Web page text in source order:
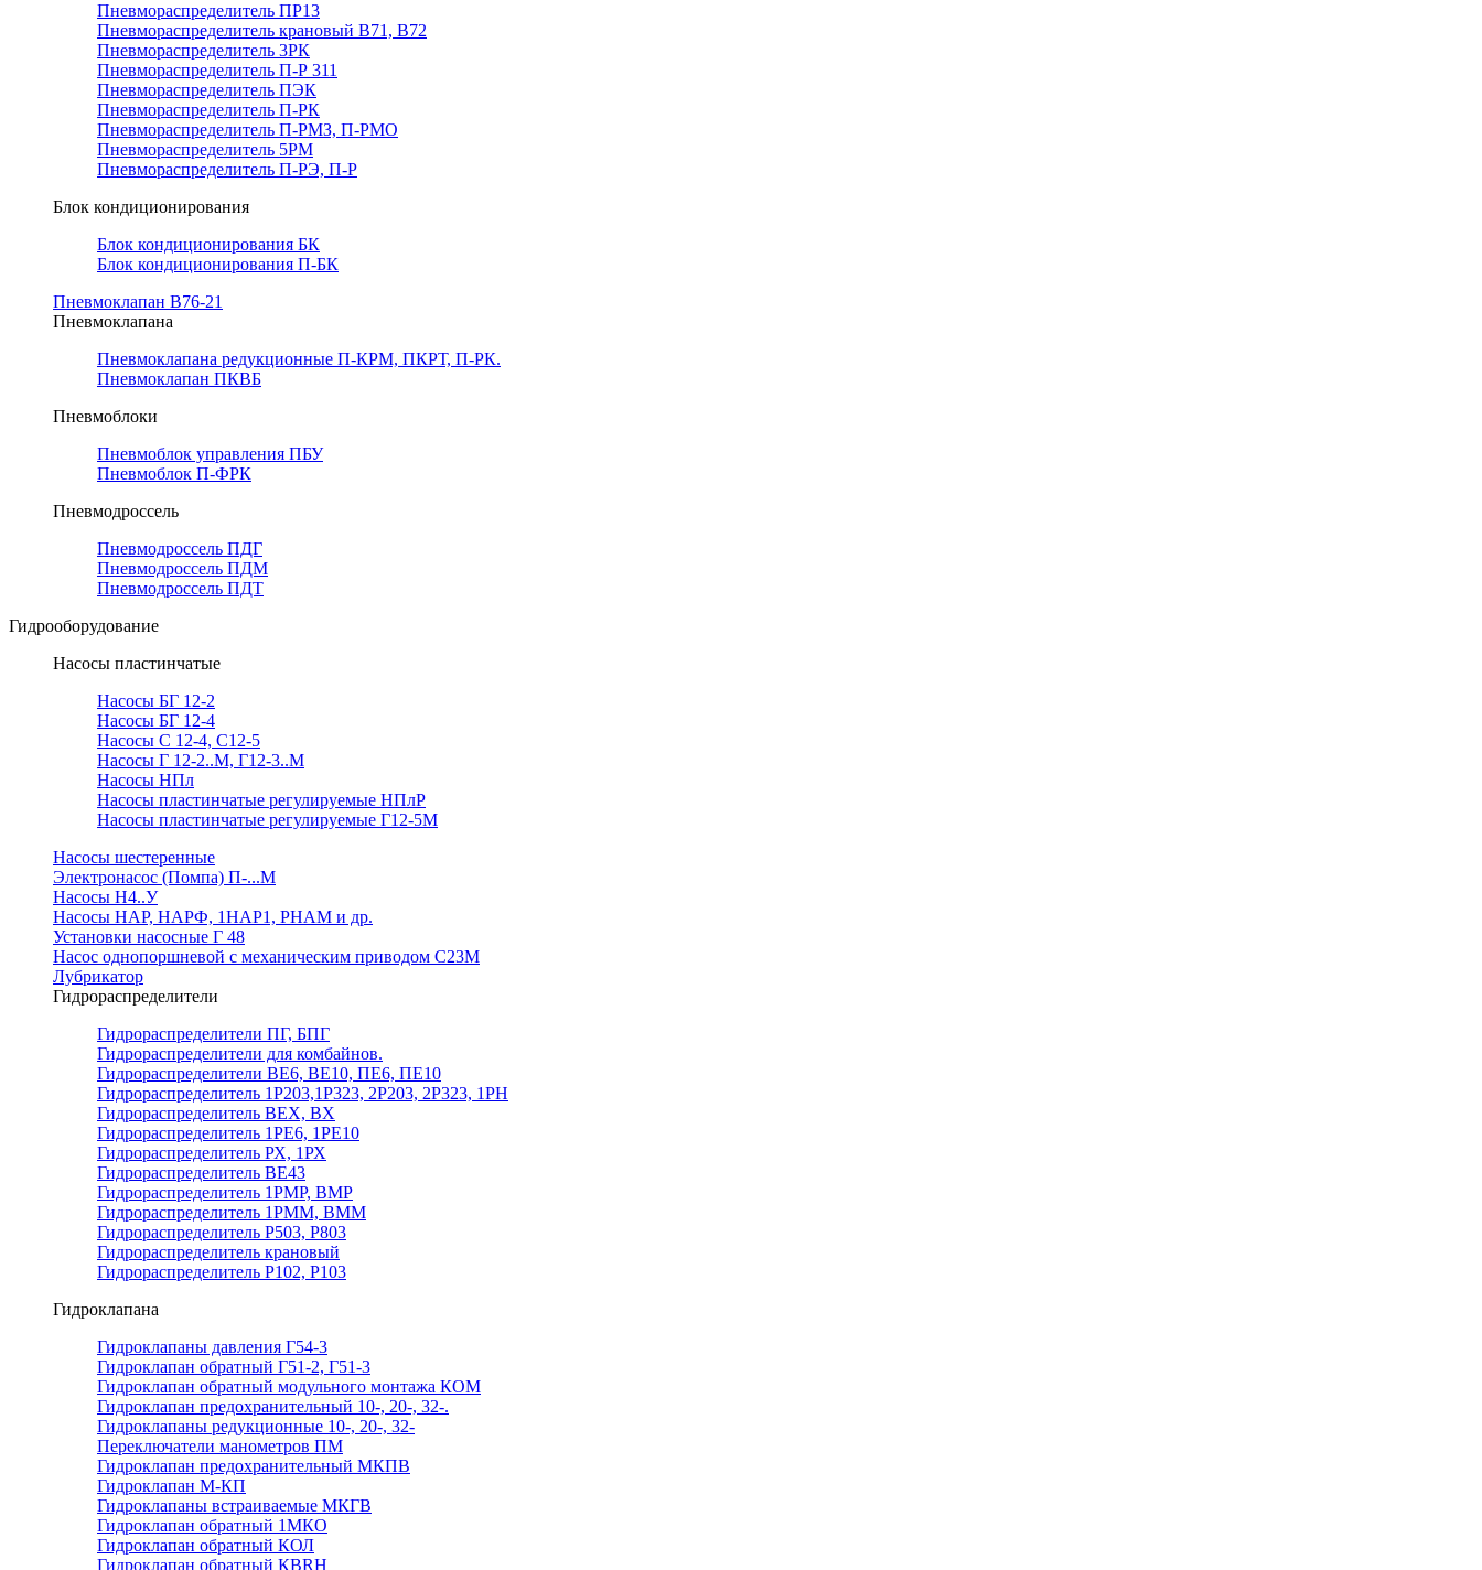
Пневмораспределитель ПР13
Пневмораспределитель крановый В71, В72
Пневмораспределитель 3РК
Пневмораспределитель П-Р 311
Пневмораспределитель ПЭК
Пневмораспределитель П-РК
Пневмораспределитель П-РМЗ, П-РМО
Пневмораспределитель 5РМ
Пневмораспределитель П-РЭ, П-Р
Блок кондиционирования
Блок кондиционирования БК
Блок кондиционирования П-БК
Пневмоклапан В76-21
Пневмоклапана
Пневмоклапана редукционные П-КРМ, ПКРТ, П-РК.
Пневмоклапан ПКВБ
Пневмоблоки
Пневмоблок управления ПБУ
Пневмоблок П-ФРК
Пневмодроссель
Пневмодроссель ПДГ
Пневмодроссель ПДМ
Пневмодроссель ПДТ
Гидрооборудование
Насосы пластинчатые
Насосы БГ 12-2
Насосы БГ 12-4
Насосы С 12-4, С12-5
Насосы Г 12-2..М, Г12-3..М
Насосы НПл
Насосы пластинчатые регулируемые НПлР
Насосы пластинчатые регулируемые Г12-5М
Насосы шестеренные
Электронасос (Помпа) П-...М
Насосы Н4..У
Насосы НАР, НАРФ, 1НАР1, РНАМ и др.
Установки насосные Г 48
Насос однопоршневой с механическим приводом С23М
Лубрикатор
Гидрораспределители
Гидрораспределители ПГ, БПГ
Гидрораспределители для комбайнов.
Гидрораспределители ВЕ6, ВЕ10, ПЕ6, ПЕ10
Гидрораспределитель 1Р203,1Р323, 2Р203, 2Р323, 1РН
Гидрораспределитель ВЕХ, ВХ
Гидрораспределитель 1РЕ6, 1РЕ10
Гидрораспределитель РХ, 1РХ
Гидрораспределитель ВЕ43
Гидрораспределитель 1РМР, ВМР
Гидрораспределитель 1РММ, ВММ
Гидрораспределитель Р503, Р803
Гидрораспределитель крановый
Гидрораспределитель Р102, Р103
Гидроклапана
Гидроклапаны давления Г54-3
Гидроклапан обратный Г51-2, Г51-3
Гидроклапан обратный модульного монтажа КОМ
Гидроклапан предохранительный 10-, 20-, 32-.
Гидроклапаны редукционные 10-, 20-, 32-
Переключатели манометров ПМ
Гидроклапан предохранительный МКПВ
Гидроклапан М-КП
Гидроклапаны встраиваемые МКГВ
Гидроклапан обратный 1МКО
Гидроклапан обратный КОЛ
Гидроклапан обратный КВRН